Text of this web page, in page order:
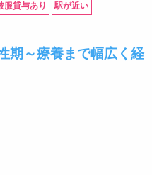
服貸与あり 駅が近い
期～療養まで幅広く経